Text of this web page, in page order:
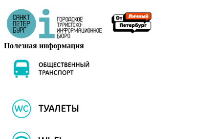
Полезная информация